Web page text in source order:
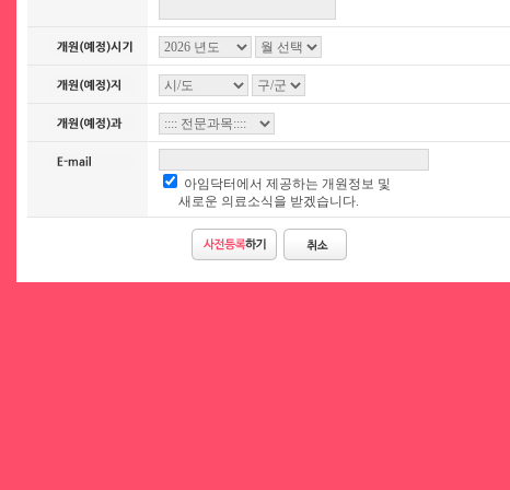
아임닥터에서 제공하는 개원정보 및
새로운 의료소식을 받겠습니다.